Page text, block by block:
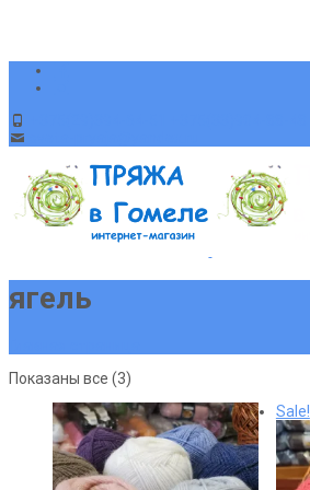
ягель
Показаны все (3)
популярности
Sale!